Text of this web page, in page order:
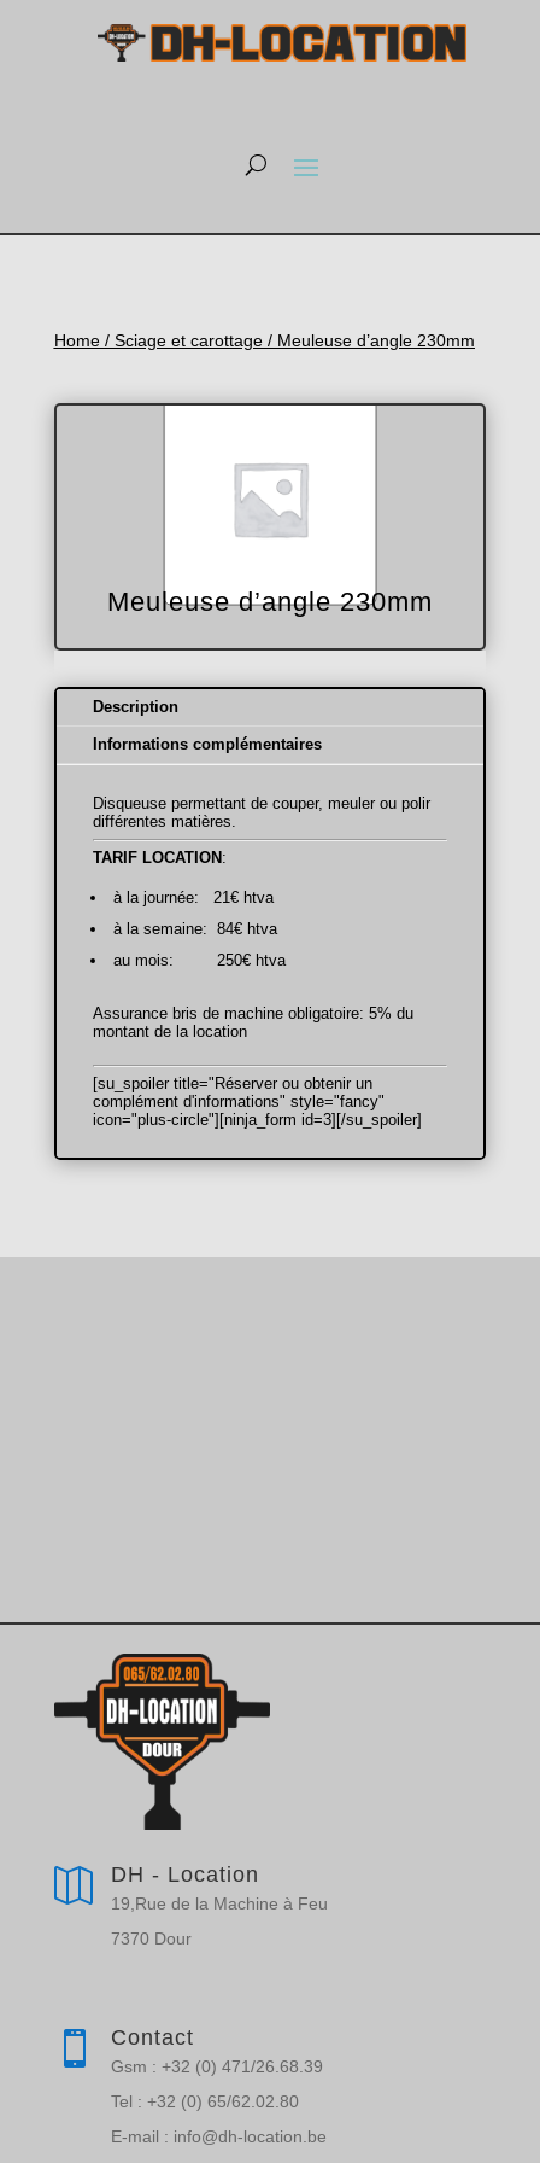
Home/ Sciage et carottage/ Meuleuse d’angle 230mm
Meuleuse d’angle 230mm
Description
Informations complémentaires
Disqueuse permettant de couper, meuler ou polir
différentes matières.
TARIF LOCATION :
à la journée: 21€ htva
à la semaine: 84€ htva
au mois: 250€ htva
Assurance bris de machine obligatoire: 5% du
montant de la location
[su_spoiler title="Réserver ou obtenir un
complément d'informations" style="fancy"
icon="plus-circle"][ninja_form id=3][/su_spoiler]
 DH - Location
19,Rue de la Machine à Feu
7370 Dour
 Contact
Gsm : +32 (0) 471/26.68.39
Tel : +32 (0) 65/62.02.80
E-mail : info@dh-location.be